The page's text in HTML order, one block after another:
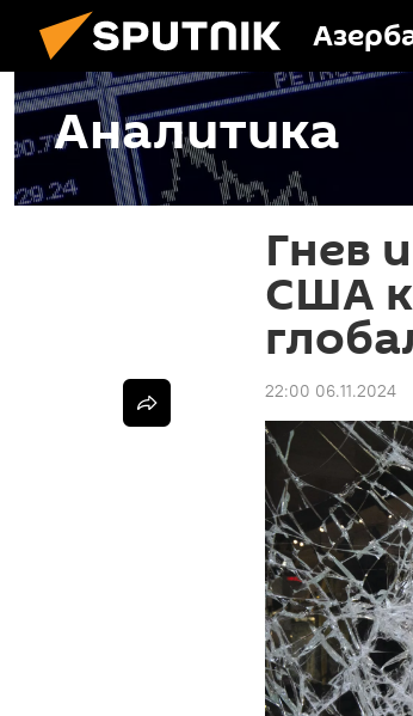
Аналитика
Гнев
США
22:00 06.11.2024